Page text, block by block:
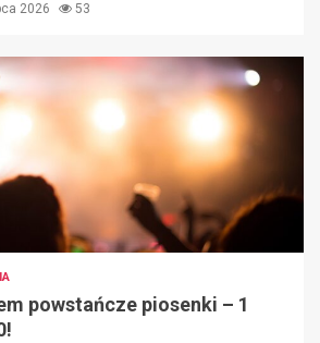
2026 53
powstańcze piosenki – 1